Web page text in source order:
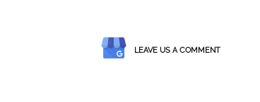
LEAVE US A COMMENT